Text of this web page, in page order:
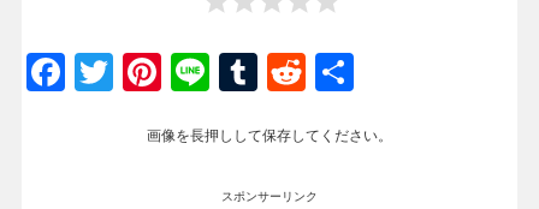
Facebook
Twitter
Pinterest
LineTumblr
Reddit
画像を長押しして保存してください。
スポンサーリンク